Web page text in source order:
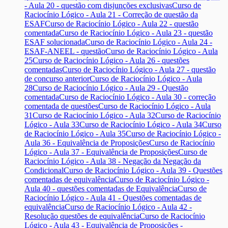
- Aula 20 - questão com disjunções exclusivasCurso de
Raciocínio Lógico - Aula 21 - Correção de questão da
ESAFCurso de Raciocínio Lógico - Aula 22 - questão
comentadaCurso de Raciocínio Lógico - Aula 23 - questão
ESAF solucionadaCurso de Raciocínio Lógico - Aula 24 -
ESAF-ANEEL - questãoCurso de Raciocínio Lógico - Aula
25Curso de Raciocínio Lógico - Aula 26 - questões
comentadasCurso de Raciocínio Lógico - Aula 27 - questão
de concurso anteriorCurso de Raciocínio Lógico - Aula
28Curso de Raciocínio Lógico - Aula 29 - Questão
comentadaCurso de Raciocínio Lógico - Aula 30 - correção
comentada de questõesCurso de Raciocínio Lógico - Aula
31Curso de Raciocínio Lógico - Aula 32Curso de Raciocínio
Lógico - Aula 33Curso de Raciocínio Lógico - Aula 34Curso
de Raciocínio Lógico - Aula 35Curso de Raciocínio Lógico -
Aula 36 - Equivalência de ProposiçõesCurso de Raciocínio
Lógico - Aula 37 - Equivalência de ProposiçõesCurso de
Raciocínio Lógico - Aula 38 - Negação da Negação da
CondicionalCurso de Raciocínio Lógico - Aula 39 - Questões
comentadas de equivalênciaCurso de Raciocínio Lógico -
Aula 40 - questões comentadas de EquivalênciaCurso de
Raciocínio Lógico - Aula 41 - Questões comentadas de
equivalênciaCurso de Raciocínio Lógico - Aula 42 -
Resolução questões de equivalênciaCurso de Raciocínio
Lógico - Aula 43 - Equivalência de Proposições -